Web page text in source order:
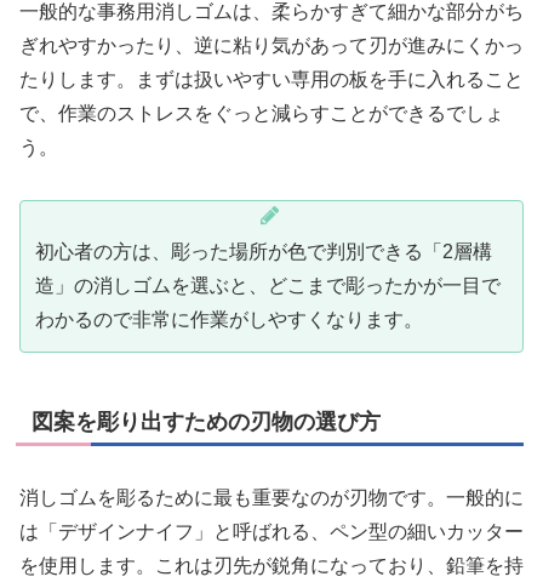
一般的な事務用消しゴムは、柔らかすぎて細かな部分がち
ぎれやすかったり、逆に粘り気があって刃が進みにくかっ
たりします。まずは扱いやすい専用の板を手に入れること
で、作業のストレスをぐっと減らすことができるでしょ
う。
初心者の方は、彫った場所が色で判別できる「2層構
造」の消しゴムを選ぶと、どこまで彫ったかが一目で
わかるので非常に作業がしやすくなります。
図案を彫り出すための刃物の選び方
消しゴムを彫るために最も重要なのが刃物です。一般的に
は「デザインナイフ」と呼ばれる、ペン型の細いカッター
を使用します。これは刃先が鋭角になっており、鉛筆を持